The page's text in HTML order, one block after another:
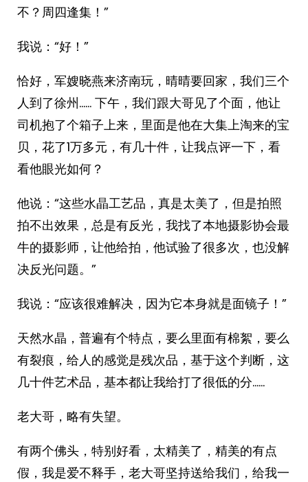
不？周四逢集！”
我说：“好！”
恰好，军嫂晓燕来济南玩，晴晴要回家，我们三个
人到了徐州…… 下午，我们跟大哥见了个面，他让
司机抱了个箱子上来，里面是他在大集上淘来的宝
贝，花了1万多元，有几十件，让我点评一下，看
看他眼光如何？
他说：“这些水晶工艺品，真是太美了，但是拍照
拍不出效果，总是有反光，我找了本地摄影协会最
牛的摄影师，让他给拍，他试验了很多次，也没解
决反光问题。”
我说：“应该很难解决，因为它本身就是面镜子！”
天然水晶，普遍有个特点，要么里面有棉絮，要么
有裂痕，给人的感觉是残次品，基于这个判断，这
几十件艺术品，基本都让我给打了很低的分……
老大哥，略有失望。
有两个佛头，特别好看，太精美了，精美的有点
假，我是爱不释手，老大哥坚持送给我们，给我一